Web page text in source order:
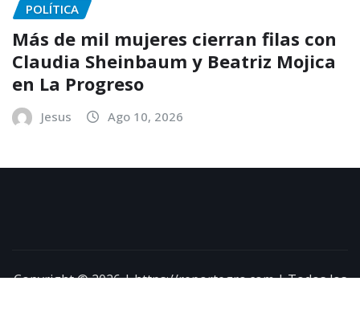
POLÍTICA
Más de mil mujeres cierran filas con
Claudia Sheinbaum y Beatriz Mojica
en La Progreso
Jesus Ago 10, 2026
Copyright © 2026 | https://reportegro.com | Todos los